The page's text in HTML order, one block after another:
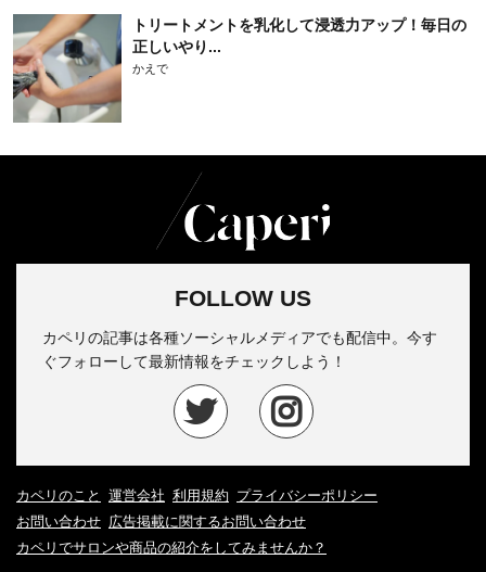
トリートメントを乳化して浸透力アップ！毎日の
正しいやり...
かえで
FOLLOW US
カペリの記事は各種ソーシャルメディアでも配信中。今す
ぐフォローして最新情報をチェックしよう！
カペリのこと 運営会社 利用規約 プライバシーポリシー
お問い合わせ 広告掲載に関するお問い合わせ
カペリでサロンや商品の紹介をしてみませんか？